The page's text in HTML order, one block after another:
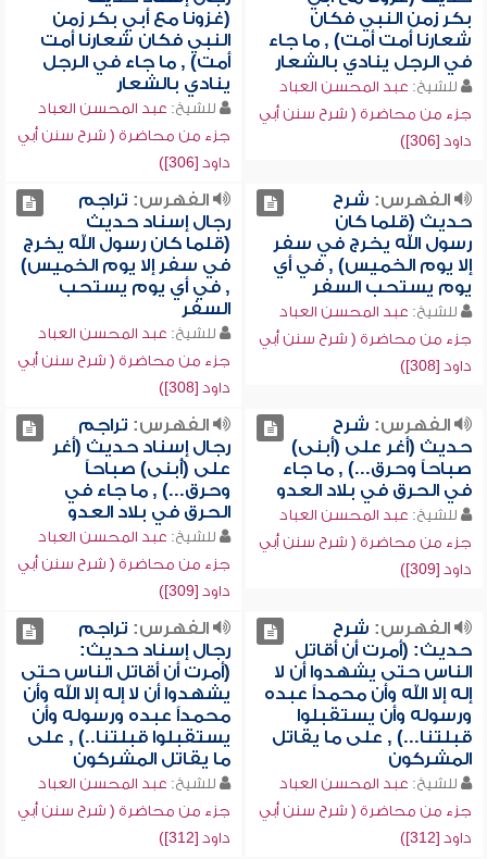
بكر زمن النبي فكان
شعارنا أمت أمت) , ما جاء
في الرجل ينادي بالشعار
للشيخ: عبد المحسن العباد
جزء من محاضرة ( شرح سنن أبي
داود [306])
(غزونا مع أبي بكر زمن
النبي فكان شعارنا أمت
أمت) , ما جاء في الرجل
ينادي بالشعار
للشيخ: عبد المحسن العباد
جزء من محاضرة ( شرح سنن أبي
داود [306])
الفهرس: شرح
حديث (قلما كان
رسول الله يخرج في سفر
إلا يوم الخميس) , في أي
يوم يستحب السفر
للشيخ: عبد المحسن العباد
جزء من محاضرة ( شرح سنن أبي
داود [308])
الفهرس: تراجم
رجال إسناد حديث
(قلما كان رسول الله يخرج
في سفر إلا يوم الخميس)
, في أي يوم يستحب
السفر
للشيخ: عبد المحسن العباد
جزء من محاضرة ( شرح سنن أبي
داود [308])
الفهرس: شرح
حديث (أغر على (أبنى)
صباحاً وحرق...) , ما جاء
في الحرق في بلاد العدو
للشيخ: عبد المحسن العباد
جزء من محاضرة ( شرح سنن أبي
داود [309])
الفهرس: تراجم
رجال إسناد حديث (أغر
على (أُبنى) صباحاً
وحرق...) , ما جاء في
الحرق في بلاد العدو
للشيخ: عبد المحسن العباد
جزء من محاضرة ( شرح سنن أبي
داود [309])
الفهرس: شرح
حديث: (أمرت أن أقاتل
الناس حتى يشهدوا أن لا
إله إلا الله وأن محمداً عبده
ورسوله وأن يستقبلوا
قبلتنا...) , على ما يقاتل
المشركون
للشيخ: عبد المحسن العباد
جزء من محاضرة ( شرح سنن أبي
داود [312])
الفهرس: تراجم
رجال إسناد حديث:
(أمرت أن أقاتل الناس حتى
يشهدوا أن لا إله إلا الله وأن
محمداً عبده ورسوله وأن
يستقبلوا قبلتنا..) , على
ما يقاتل المشركون
للشيخ: عبد المحسن العباد
جزء من محاضرة ( شرح سنن أبي
داود [312])